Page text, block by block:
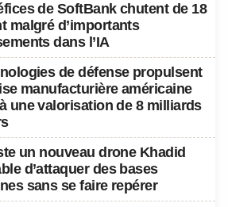
de SoftBank chutent de 18
malgré d’importants
dans l’IA
de défense propulsent
manufacturière américaine
une valorisation de 8 milliards
un nouveau drone Khadid
d’attaquer des bases
sans se faire repérer